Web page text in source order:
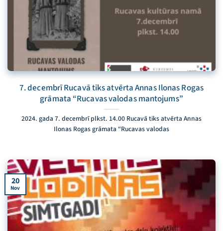
7. decembrī Rucavā tiks atvērta Annas Ilonas Rogas
grāmata “Rucavas valodas mantojums”
2024. gada 7. decembrī plkst. 14.00 Rucavā tiks atvērta Annas
Ilonas Rogas grāmata “Rucavas valodas
20
Nov